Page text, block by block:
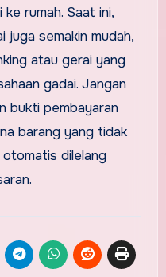
rumah. Saat ini,
juga semakin mudah,
atau gerai yang
gadai. Jangan
bukti pembayaran
barang yang tidak
otomatis dilelang